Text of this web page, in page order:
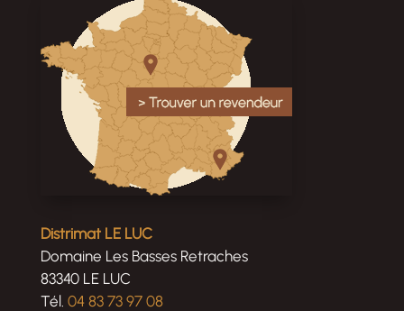
Distrimat LE LUC
Domaine Les Basses Retraches
83340 LE LUC
Tél. 04 83 73 97 08